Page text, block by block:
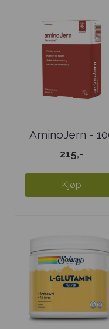
AminoJern -
tabletter
215,-
Kjøp